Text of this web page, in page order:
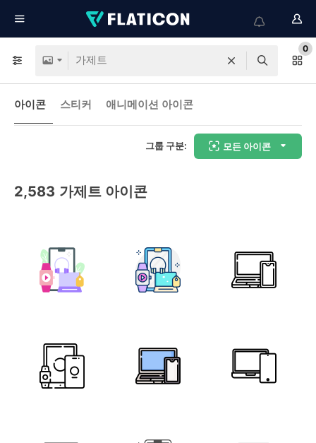
0
아이콘 스티커 애니메이션 아이콘
그룹 구분: 모든 아이콘
2,583 가제트 아이콘